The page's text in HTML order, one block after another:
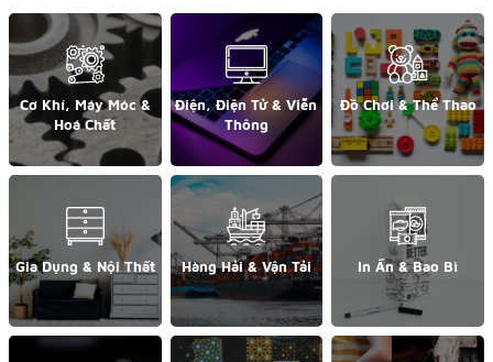
Cơ Khí, Máy Móc &
Hoá Chất
Điện, Điện Tử & Viễn
Thông
Đồ Chơi & Thể Thao
Gia Dụng & Nội Thất Hàng Hải & Vận Tải In Ấn & Bao Bì